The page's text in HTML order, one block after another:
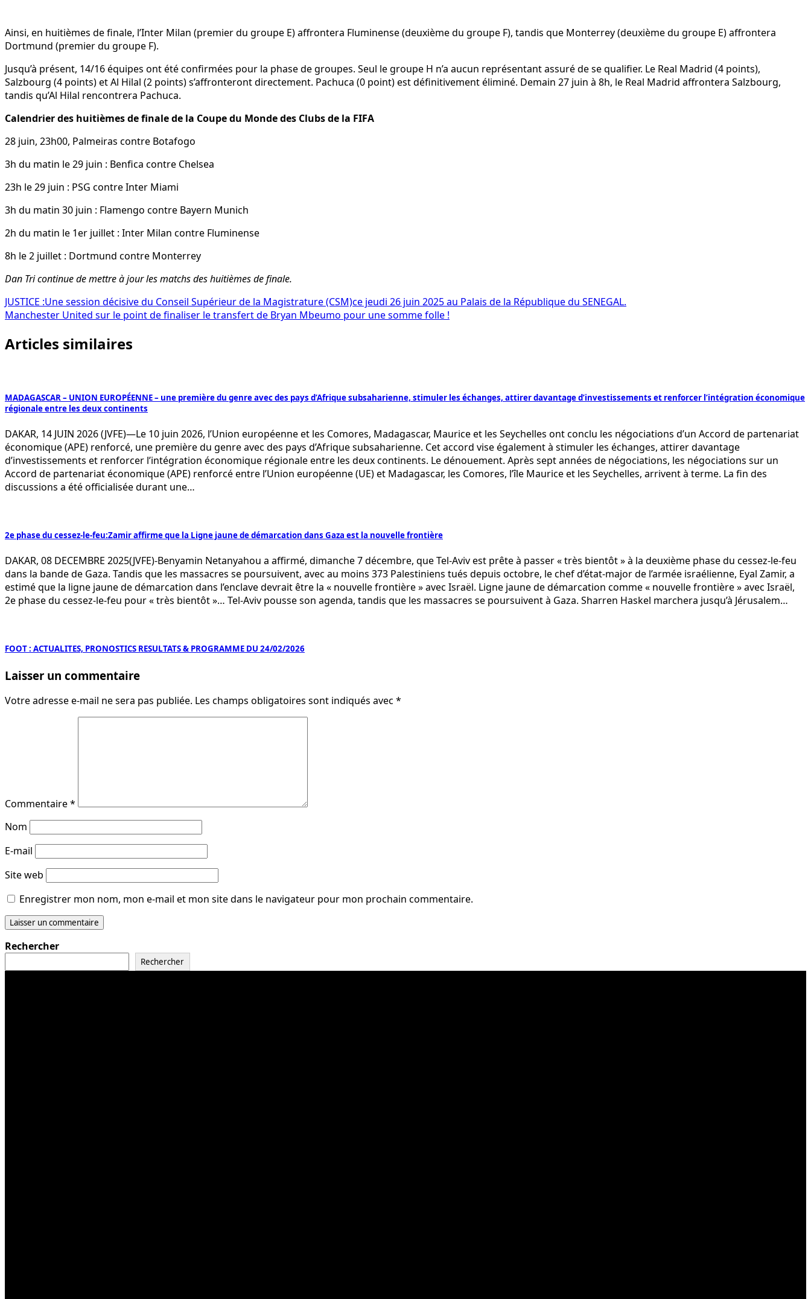
Ainsi, en huitièmes de finale, l’Inter Milan (premier du groupe E) affrontera Fluminense (deuxième du groupe F), tandis que Monterrey (deuxième du groupe E) affrontera
Dortmund (premier du groupe F).
Jusqu’à présent, 14/16 équipes ont été confirmées pour la phase de groupes. Seul le groupe H n’a aucun représentant assuré de se qualifier. Le Real Madrid (4 points),
Salzbourg (4 points) et Al Hilal (2 points) s’affronteront directement. Pachuca (0 point) est définitivement éliminé. Demain 27 juin à 8h, le Real Madrid affrontera Salzbourg,
tandis qu’Al Hilal rencontrera Pachuca.
Calendrier des huitièmes de finale de la Coupe du Monde des Clubs de la FIFA
28 juin, 23h00, Palmeiras contre Botafogo
3h du matin le 29 juin : Benfica contre Chelsea
23h le 29 juin : PSG contre Inter Miami
3h du matin 30 juin : Flamengo contre Bayern Munich
2h du matin le 1er juillet : Inter Milan contre Fluminense
8h le 2 juillet : Dortmund contre Monterrey
Dan Tri continue de mettre à jour les matchs des huitièmes de finale.
Navigation
de
l’article
JUSTICE :Une session décisive du Conseil Supérieur de la Magistrature (CSM)ce jeudi 26 juin 2025 au Palais de la République du SENEGAL.
Manchester United sur le point de finaliser le transfert de Bryan Mbeumo pour une somme folle !
Articles similaires
MADAGASCAR – UNION EUROPÉENNE – une première du genre avec des pays d’Afrique subsaharienne, stimuler les échanges, attirer davantage d’investissements et renforcer l’intégration économique
régionale entre les deux continents
DAKAR, 14 JUIN 2026 (JVFE)—Le 10 juin 2026, l’Union européenne et les Comores, Madagascar, Maurice et les Seychelles ont conclu les négociations d’un Accord de partenariat
économique (APE) renforcé, une première du genre avec des pays d’Afrique subsaharienne. Cet accord vise également à stimuler les échanges, attirer davantage
d’investissements et renforcer l’intégration économique régionale entre les deux continents. Le dénouement. Après sept années de négociations, les négociations sur un
Accord de partenariat économique (APE) renforcé entre l’Union européenne (UE) et Madagascar, les Comores, l’île Maurice et les Seychelles, arrivent à terme. La fin des
discussions a été officialisée durant une…
2e phase du cessez-le-feu:Zamir affirme que la Ligne jaune de démarcation dans Gaza est la nouvelle frontière
DAKAR, 08 DECEMBRE 2025(JVFE)-Benyamin Netanyahou a affirmé, dimanche 7 décembre, que Tel-Aviv est prête à passer « très bientôt » à la deuxième phase du cessez-le-feu
dans la bande de Gaza. Tandis que les massacres se poursuivent, avec au moins 373 Palestiniens tués depuis octobre, le chef d’état-major de l’armée israélienne, Eyal Zamir, a
estimé que la ligne jaune de démarcation dans l’enclave devrait être la « nouvelle frontière » avec Israël. Ligne jaune de démarcation comme « nouvelle frontière » avec Israël,
2e phase du cessez-le-feu pour « très bientôt »… Tel-Aviv pousse son agenda, tandis que les massacres se poursuivent à Gaza. Sharren Haskel marchera jusqu’à Jérusalem…
FOOT : ACTUALITES, PRONOSTICS RESULTATS & PROGRAMME DU 24/02/2026
Laisser un commentaire
Votre adresse e-mail ne sera pas publiée. Les champs obligatoires sont indiqués avec *
Commentaire*
Nom
E-mail
Site web
Enregistrer mon nom, mon e-mail et mon site dans le navigateur pour mon prochain commentaire.
Rechercher
Rechercher